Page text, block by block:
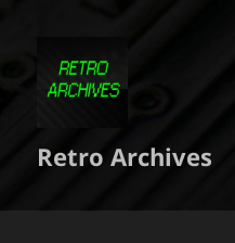
Retro Archives